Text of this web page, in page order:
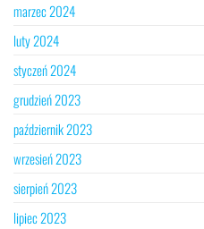
marzec 2024
luty 2024
styczeń 2024
grudzień 2023
październik 2023
wrzesień 2023
sierpień 2023
lipiec 2023